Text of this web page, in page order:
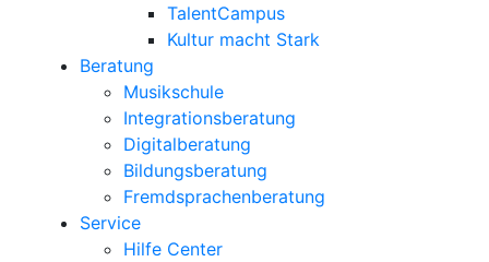
TalentCampus
Kultur macht Stark
Beratung
Musikschule
Integrationsberatung
Digitalberatung
Bildungsberatung
Fremdsprachenberatung
Service
Hilfe Center